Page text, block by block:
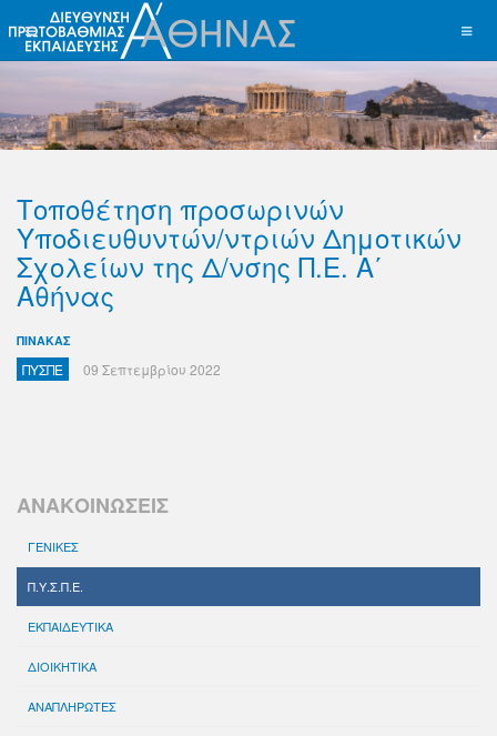
Τοποθέτηση προσωρινών
Υποδιευθυντών/ντριών Δημοτικών
Σχολείων της Δ/νσης Π.Ε. Α΄
Αθήνας
ΠΙΝΑΚΑΣ
ΠΥΣΠΕ 09 Σεπτεμβρίου 2022
ΑΝΑΚΟΙΝΩΣΕΙΣ
ΓΕΝΙΚΕΣ
Π.Υ.Σ.Π.Ε.
ΕΚΠΑΙΔΕΥΤΙΚΑ
ΔΙΟΙΚΗΤΙΚΑ
ΑΝΑΠΛΗΡΩΤΕΣ